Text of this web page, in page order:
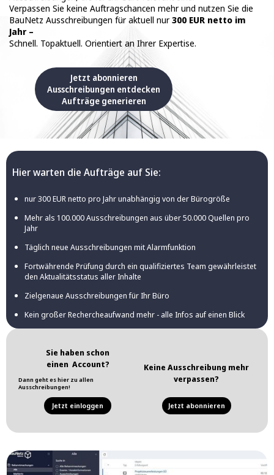
Verpassen Sie keine Auftragschancen mehr und nutzen Sie die
BauNetz Ausschreibungen für aktuell nur 300 EUR netto im
Jahr –
Schnell. Topaktuell. Orientiert an Ihrer Expertise.
Jetzt abonnieren
Ausschreibungen entdecken
Aufträge generieren
Hier warten die Aufträge auf Sie:
nur 300 EUR netto pro Jahr unabhängig von der Bürogröße
Mehr als 100.000 Ausschreibungen aus über 50.000 Quellen pro
Jahr
Täglich neue Ausschreibungen mit Alarmfunktion
Fortwährende Prüfung durch ein qualifiziertes Team gewährleistet
den Aktualitätsstatus aller Inhalte
Zielgenaue Ausschreibungen für Ihr Büro
Kein großer Rechercheaufwand mehr - alle Infos auf einen Blick
Sie haben schon
einen Account?
Dann geht es hier zu allen
Ausschreibungen!
Jetzt einloggen
Keine Ausschreibung mehr
verpassen?
Jetzt abonnieren